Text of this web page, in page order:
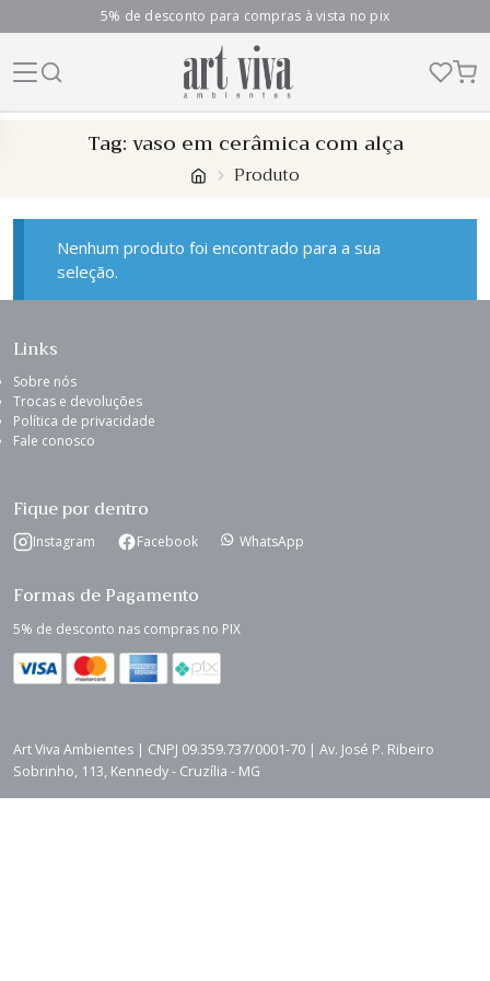
5% de desconto para compras à vista no pix
Tag:vaso em cerâmica com alça
Produto
Nenhum produto foi encontrado para a sua
seleção.
Links
Sobre nós
Trocas e devoluções
Política de privacidade
Fale conosco
Fique por dentro
Instagram Facebook WhatsApp
Formas de Pagamento
5% de desconto nas compras no PIX
Art Viva Ambientes | CNPJ 09.359.737/0001-70 | Av. José P. Ribeiro
Sobrinho, 113, Kennedy - Cruzília - MG